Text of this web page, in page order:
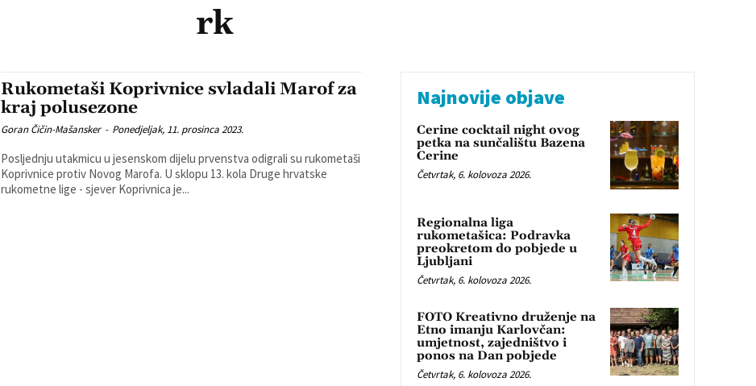
rk
Rukometaši Koprivnice svladali Marof za
kraj polusezone
Goran Čičin-Mašansker - Ponedjeljak, 11. prosinca 2023.
Posljednju utakmicu u jesenskom dijelu prvenstva odigrali su rukometaši
Koprivnice protiv Novog Marofa. U sklopu 13. kola Druge hrvatske
rukometne lige - sjever Koprivnica je...
Najnovije objave
Cerine cocktail night ovog
petka na sunčalištu Bazena
Cerine
Četvrtak, 6. kolovoza 2026.
Regionalna liga
rukometašica: Podravka
preokretom do pobjede u
Ljubljani
Četvrtak, 6. kolovoza 2026.
FOTO Kreativno druženje na
Etno imanju Karlovčan:
umjetnost, zajedništvo i
ponos na Dan pobjede
Četvrtak, 6. kolovoza 2026.